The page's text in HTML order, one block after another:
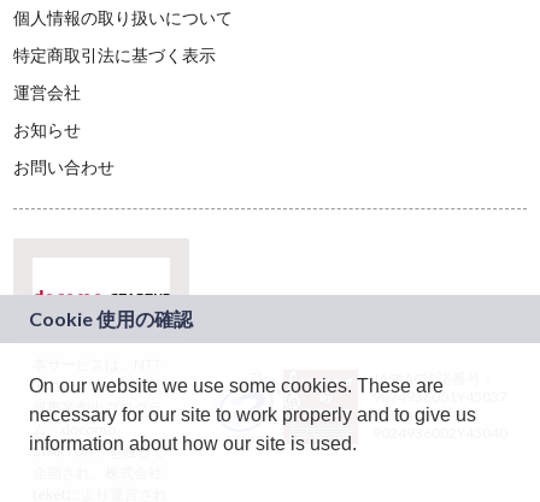
個人情報の取り扱いについて
特定商取引法に基づく表示
運営会社
お知らせ
お問い合わせ
ドコモグループの新
規事業創出プログラ
ム「docomo
STARTUP」を通じて
JASRAC許諾番号：
9024936001Y45037
JASRAC許諾番号：
On our website we use some cookies. These are
necessary for our site to work properly and to give us
information about how our site is used.